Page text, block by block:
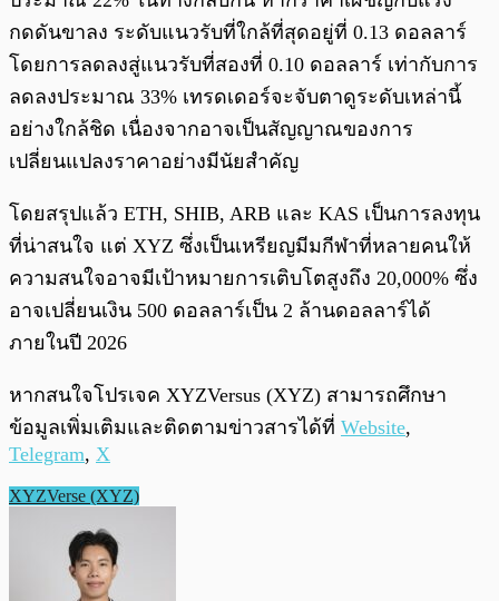
กดดันขาลง ระดับแนวรับที่ใกล้ที่สุดอยู่ที่ 0.13 ดอลลาร์
โดยการลดลงสู่แนวรับที่สองที่ 0.10 ดอลลาร์ เท่ากับการ
ลดลงประมาณ 33% เทรดเดอร์จะจับตาดูระดับเหล่านี้
อย่างใกล้ชิด เนื่องจากอาจเป็นสัญญาณของการ
เปลี่ยนแปลงราคาอย่างมีนัยสำคัญ
โดยสรุปแล้ว ETH, SHIB, ARB และ KAS เป็นการลงทุน
ที่น่าสนใจ แต่ XYZ ซึ่งเป็นเหรียญมีมกีฬาที่หลายคนให้
ความสนใจอาจมีเป้าหมายการเติบโตสูงถึง 20,000% ซึ่ง
อาจเปลี่ยนเงิน 500 ดอลลาร์เป็น 2 ล้านดอลลาร์ได้
ภายในปี 2026
หากสนใจโปรเจค XYZVersus (XYZ) สามารถศึกษา
ข้อมูลเพิ่มเติมและติดตามข่าวสารได้ที่ Website,
Telegram, X
XYZVerse (XYZ)